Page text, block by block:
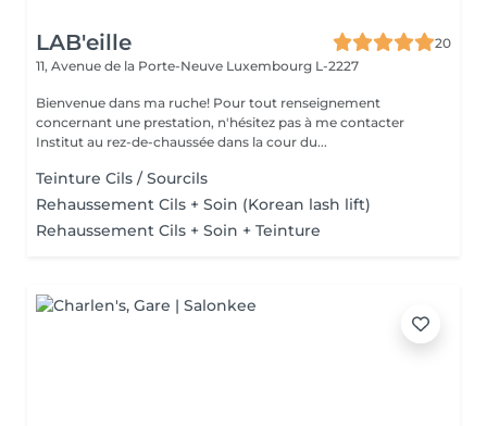
LAB'eille
20
11, Avenue de la Porte-Neuve Luxembourg L-2227
Bienvenue dans ma ruche! Pour tout renseignement
concernant une prestation, n'hésitez pas à me contacter
Institut au rez-de-chaussée dans la cour du...
Teinture Cils / Sourcils
Rehaussement Cils + Soin (Korean lash lift)
Rehaussement Cils + Soin + Teinture